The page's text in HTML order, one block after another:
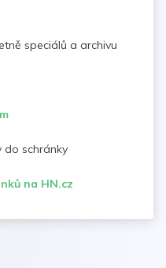
speciálů a archivu
do schránky
na HN.cz